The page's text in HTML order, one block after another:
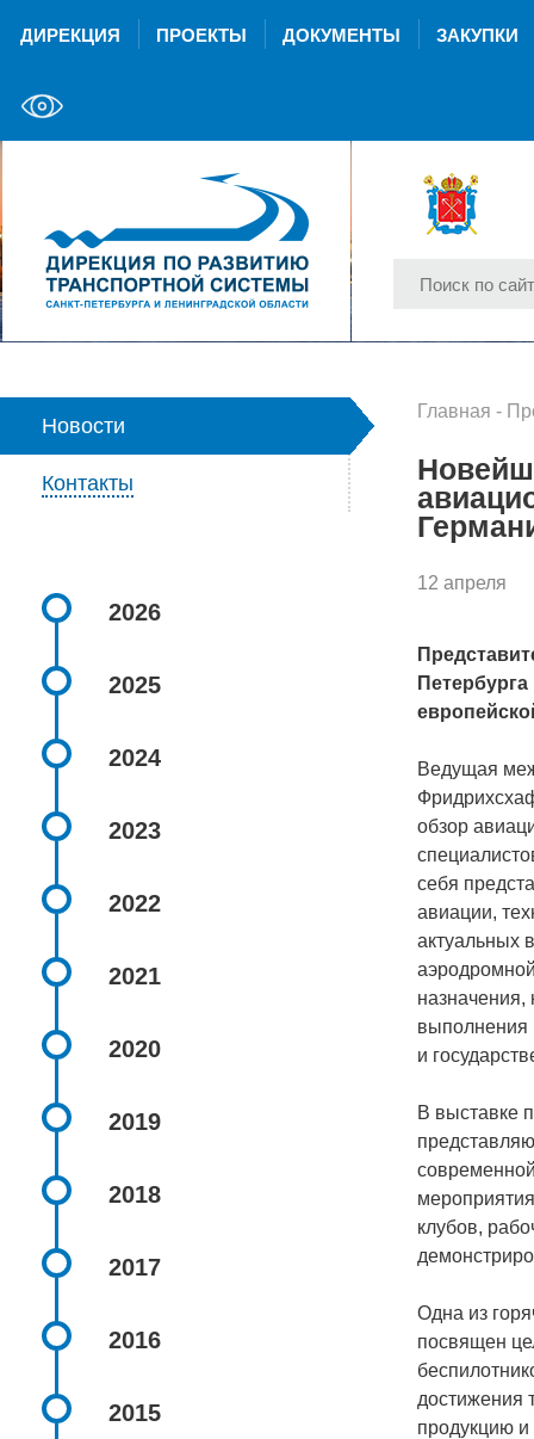
ДИРЕКЦИЯ ПРОЕКТЫ ДОКУМЕНТЫ ЗАКУПКИ
Новости
Контакты
2026
2025
2024
2023
2022
2021
2020
2019
2018
2017
2016
2015
Главная -
12 апреля
Ведущая
обзор
себя
авиации,
актуальных
назначения,
выполнения
и
В выставке
клубов,
Одна из
посвящен
достижения
продукцию